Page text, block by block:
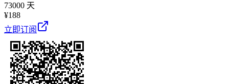
73000 天
¥188
立即订阅